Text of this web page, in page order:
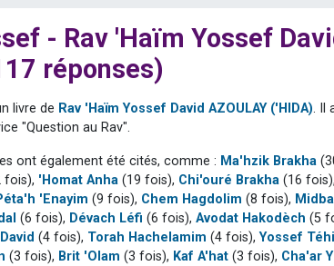
- Rav 'Haïm Yossef
réponses)
livre de Rav 'Haïm Yossef David AZOULAY ('HIDA). Il
"Question au Rav".
ont également été cités, comme : Ma'hzik Brakha
fois), 'Homat Anha (19 fois), Chi'ouré Brakha (16 fois),
'Enayim (9 fois), Chem Hagdolim (8 fois),
(6 fois), Dévach Léfi (6 fois), Avodat Hakodèch (5
(4 fois), Torah Hachelamim (4 fois),Yossef
(3 fois), Brit 'Olam (3 fois), Kaf A'hat (3 fois), Cha'ar